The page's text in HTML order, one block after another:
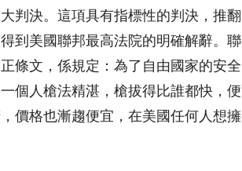
判決。這項具有指標性的判決，推
到美國聯邦最高法院的明確解辭。
條文，係規定：為了自由國家的安
個人槍法精湛，槍拔得比誰都快，
價格也漸趨便宜，在美國任何人想